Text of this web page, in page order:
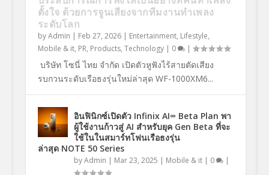
ตั้งใจ ด้วยการจูนเสียงจากทีมงานทำเพลง
ระดับโลก
byAdmin Feb 27, 2026| Entertainment, Lifestyle,
Mobile & it, PR, Products, Technology| 0 |
บริษัท โซนี่ ไทย จำกัด เปิดตัวหูฟังไร้สายตัดเสียง
รบกวนระดับเรือธงรุ่นใหม่ล่าสุด WF-1000XM6...
อินฟินิกซ์เปิดตัว Infinix AI∞ Beta Plan พา
ผู้ใช้งานก้าวสู่ AI สำหรับยุค Gen Beta ที่จะ
ใช้ในในสมาร์ทโฟนเรือธงรุ่น
ล่าสุด NOTE 50 Series
byAdmin Mar 23, 2025 Mobile & it| 0 |